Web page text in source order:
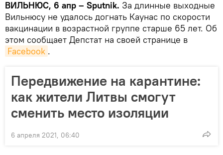
ВИЛЬНЮС, 6 апр – Sputnik. За длинные выходные
Вильнюсу не удалось догнать Каунас по скорости
вакцинации в возрастной группе старше 65 лет. Об
этом сообщает Депстат на своей странице в
Facebook .
Передвижение на карантине:
как жители Литвы смогут
сменить место изоляции
6 апреля 2021, 06:40